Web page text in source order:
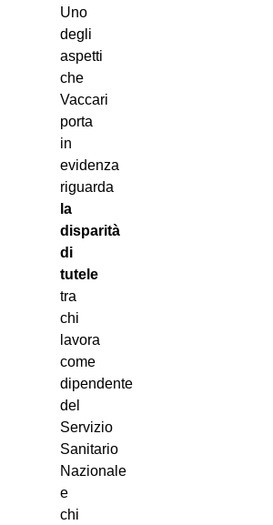
Uno
degli
aspetti
che
Vaccari
porta
in
evidenza
riguarda
la
disparità
di
tutele
tra
chi
lavora
come
dipendente
del
Servizio
Sanitario
Nazionale
e
chi